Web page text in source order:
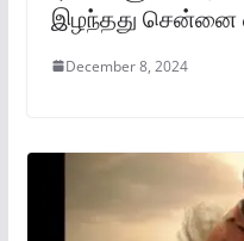
இழந்தது
December 8, 2024